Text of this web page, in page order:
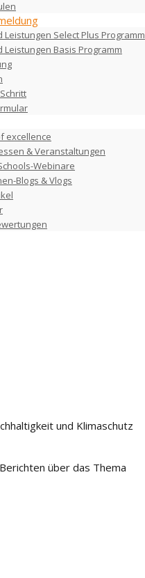
Leistungen Select Plus Programm
Leistungen Basis Programm
excellence
& Veranstaltungen
Webinare
Blogs & Vlogs
und Klimaschutz
über das Thema